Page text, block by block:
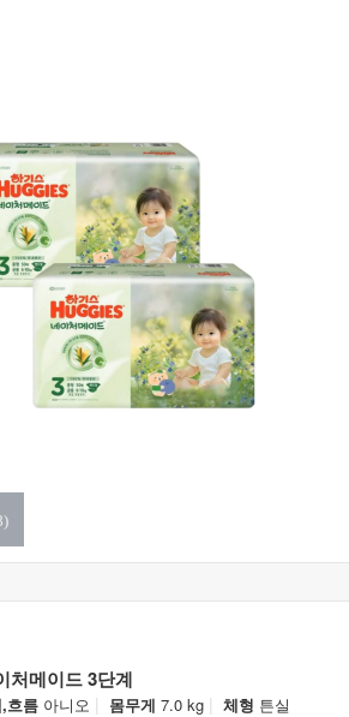
처메이드 3단계
흐름 아니오 | 몸무게 7.0 kg | 체형 튼실